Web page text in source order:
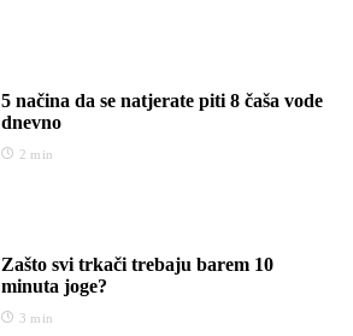
5 načina da se natjerate piti 8 čaša vode
dnevno
2 min
Zašto svi trkači trebaju barem 10
minuta joge?
3 min